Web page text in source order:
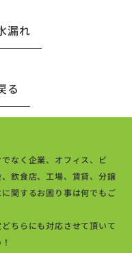
漏れ
る
なく企業、オフィス、ビ
飲食店、工場、賃貸、分譲
関するお困り事は何でもご
ちらにも対応させて頂いて